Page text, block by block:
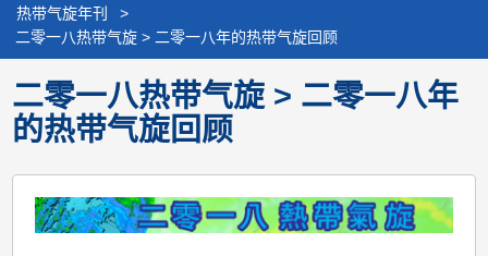
热带气旋年刊
>
二零一八热带气旋 > 二零一八年的热带气旋回顾
二零一八热带气旋 > 二零一八年
的热带气旋回顾